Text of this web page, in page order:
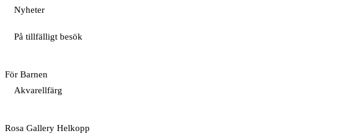
Nyheter
På tillfälligt besök
För Barnen
Akvarellfärg
Rosa Gallery Helkopp